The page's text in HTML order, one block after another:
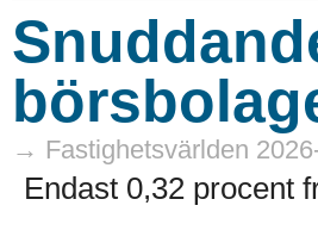
→ Fastighetsvärlden
Endast 0,32 procent